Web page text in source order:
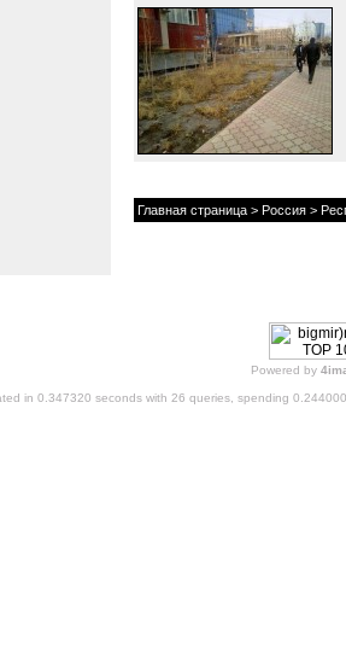
Главная страница > Россия >
Powered by
in 0.347320 seconds with 26 queries, spending